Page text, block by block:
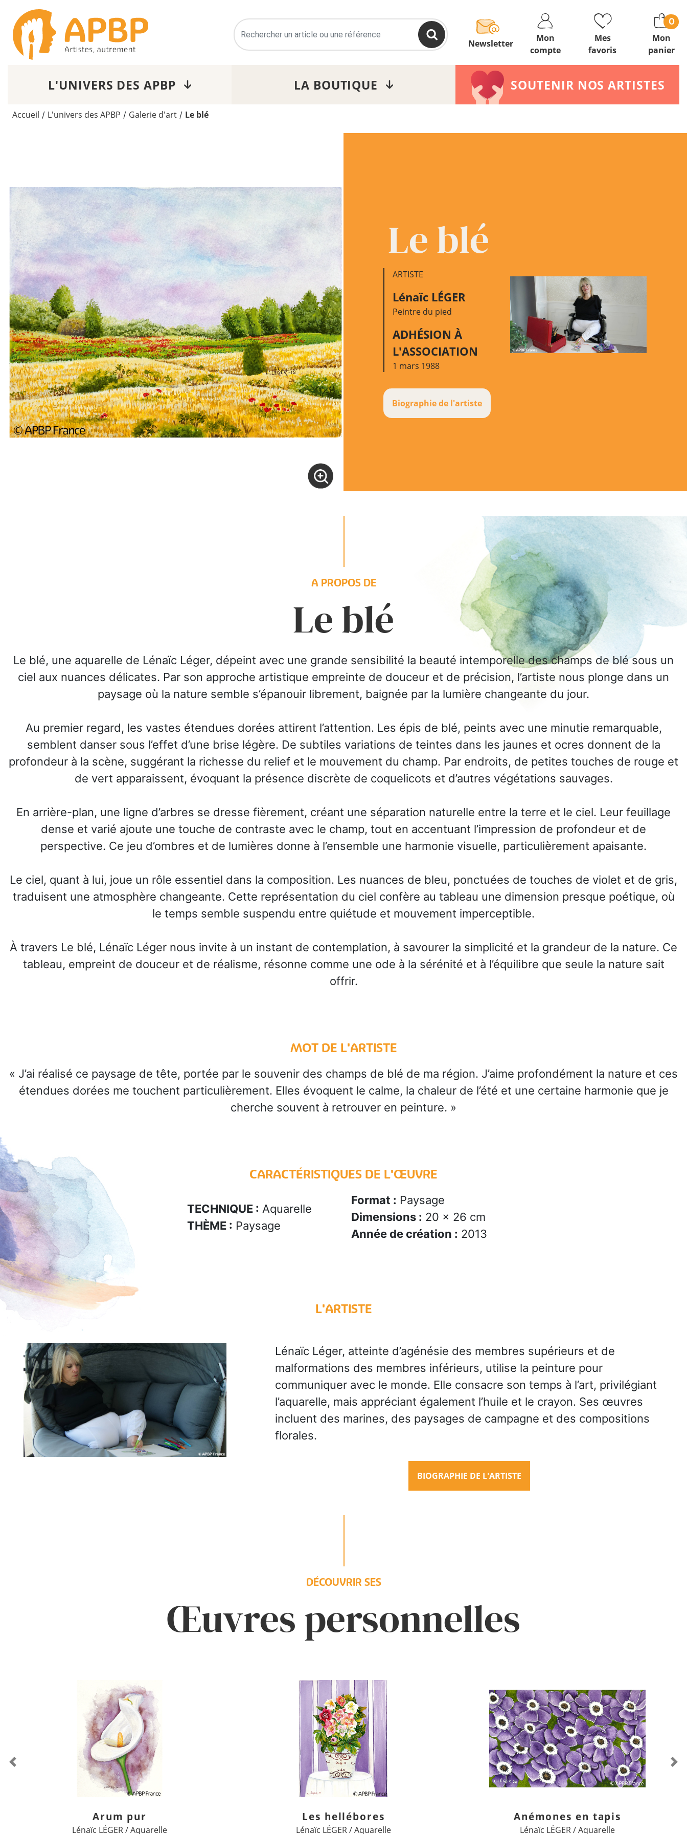
Newsletter
Mon
compte
Mes
favoris
Mon
panier
0
L'UNIVERS DES APBP LA BOUTIQUE SOUTENIR NOS ARTISTES
Accueil / L'univers des APBP / Galerie d'art / Le blé
Le blé
ARTISTE
Lénaïc LÉGER
Peintre du pied
ADHÉSION À
L'ASSOCIATION
1 mars 1988
Biographie de l'artiste
A PROPOS DE
Le blé
Le blé, une aquarelle de Lénaïc Léger, dépeint avec une grande sensibilité la beauté intemporelle des champs de blé sous un
ciel aux nuances délicates. Par son approche artistique empreinte de douceur et de précision, l’artiste nous plonge dans un
paysage où la nature semble s’épanouir librement, baignée par la lumière changeante du jour.
Au premier regard, les vastes étendues dorées attirent l’attention. Les épis de blé, peints avec une minutie remarquable,
semblent danser sous l’effet d’une brise légère. De subtiles variations de teintes dans les jaunes et ocres donnent de la
profondeur à la scène, suggérant la richesse du relief et le mouvement du champ. Par endroits, de petites touches de rouge et
de vert apparaissent, évoquant la présence discrète de coquelicots et d’autres végétations sauvages.
En arrière-plan, une ligne d’arbres se dresse fièrement, créant une séparation naturelle entre la terre et le ciel. Leur feuillage
dense et varié ajoute une touche de contraste avec le champ, tout en accentuant l’impression de profondeur et de
perspective. Ce jeu d’ombres et de lumières donne à l’ensemble une harmonie visuelle, particulièrement apaisante.
Le ciel, quant à lui, joue un rôle essentiel dans la composition. Les nuances de bleu, ponctuées de touches de violet et de gris,
traduisent une atmosphère changeante. Cette représentation du ciel confère au tableau une dimension presque poétique, où
le temps semble suspendu entre quiétude et mouvement imperceptible.
À travers Le blé, Lénaïc Léger nous invite à un instant de contemplation, à savourer la simplicité et la grandeur de la nature. Ce
tableau, empreint de douceur et de réalisme, résonne comme une ode à la sérénité et à l’équilibre que seule la nature sait
offrir.
MOT DE L'ARTISTE
« J’ai réalisé ce paysage de tête, portée par le souvenir des champs de blé de ma région. J’aime profondément la nature et ces
étendues dorées me touchent particulièrement. Elles évoquent le calme, la chaleur de l’été et une certaine harmonie que je
cherche souvent à retrouver en peinture. »
CARACTÉRISTIQUES DE L'ŒUVRE
TECHNIQUE : Aquarelle
THÈME : Paysage
Format : Paysage
Dimensions : 20 x 26 cm
Année de création : 2013
L'ARTISTE
Lénaïc Léger, atteinte d’agénésie des membres supérieurs et de
malformations des membres inférieurs, utilise la peinture pour
communiquer avec le monde. Elle consacre son temps à l’art, privilégiant
l’aquarelle, mais appréciant également l’huile et le crayon. Ses œuvres
incluent des marines, des paysages de campagne et des compositions
florales.
BIOGRAPHIE DE L'ARTISTE
DÉCOUVRIR SES
Œuvres personnelles
Arum pur
Lénaïc LÉGER / Aquarelle
Les hellébores
Lénaïc LÉGER / Aquarelle
Anémones en tapis
Lénaïc LÉGER / Aquarelle
Previous